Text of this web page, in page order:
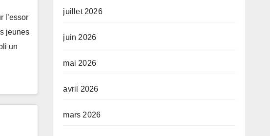
l’essor
jeunes
un
juillet 2026
juin 2026
mai 2026
avril 2026
mars 2026